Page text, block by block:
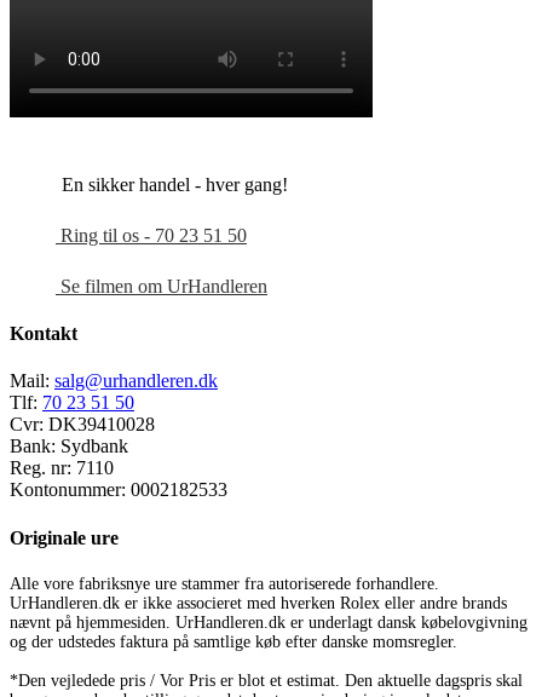
En sikker handel - hver gang!
Ring til os - 70 23 51 50
Se filmen om UrHandleren
Kontakt
Mail: salg@urhandleren.dk
Tlf: 70 23 51 50
Cvr: DK39410028
Bank: Sydbank
Reg. nr: 7110
Kontonummer: 0002182533
Originale ure
Alle vore fabriksnye ure stammer fra autoriserede forhandlere.
UrHandleren.dk er ikke associeret med hverken Rolex eller andre brands
nævnt på hjemmesiden. UrHandleren.dk er underlagt dansk købelovgivning
og der udstedes faktura på samtlige køb efter danske momsregler.
*Den vejledede pris / Vor Pris er blot et estimat. Den aktuelle dagspris skal